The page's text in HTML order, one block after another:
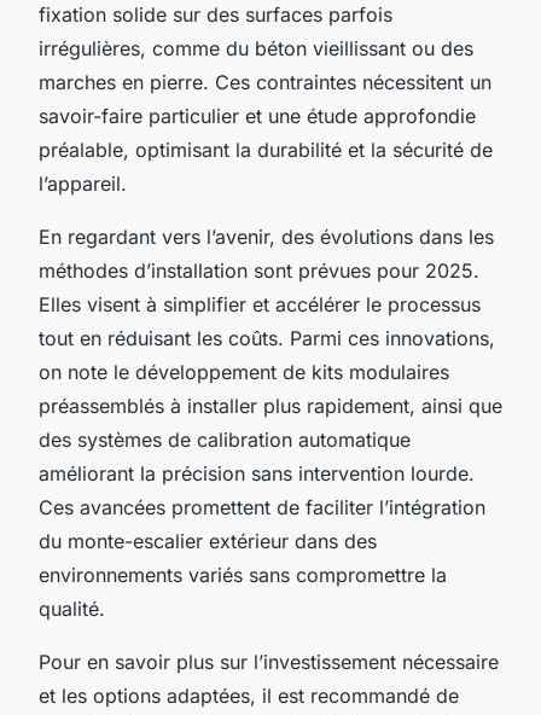
fixation solide sur des surfaces parfois
irrégulières, comme du béton vieillissant ou des
marches en pierre. Ces contraintes nécessitent un
savoir-faire particulier et une étude approfondie
préalable, optimisant la durabilité et la sécurité de
l’appareil.
En regardant vers l’avenir, des évolutions dans les
méthodes d’installation sont prévues pour 2025.
Elles visent à simplifier et accélérer le processus
tout en réduisant les coûts. Parmi ces innovations,
on note le développement de kits modulaires
préassemblés à installer plus rapidement, ainsi que
des systèmes de calibration automatique
améliorant la précision sans intervention lourde.
Ces avancées promettent de faciliter l’intégration
du monte-escalier extérieur dans des
environnements variés sans compromettre la
qualité.
Pour en savoir plus sur l’investissement nécessaire
et les options adaptées, il est recommandé de